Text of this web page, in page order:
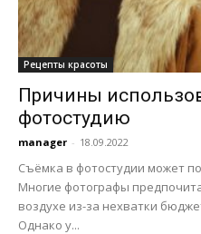
Рецепты красоты
Причины
фотостудию
manager - 18.09.2022
Съёмка в фотостудии может
Многие фотографы
воздухе из-за нехватки
Однако у...